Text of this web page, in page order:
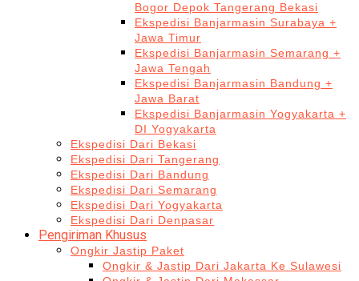
Bogor Depok Tangerang Bekasi
Ekspedisi Banjarmasin Surabaya +
Jawa Timur
Ekspedisi Banjarmasin Semarang +
Jawa Tengah
Ekspedisi Banjarmasin Bandung +
Jawa Barat
Ekspedisi Banjarmasin Yogyakarta +
DI Yogyakarta
Ekspedisi Dari Bekasi
Ekspedisi Dari Tangerang
Ekspedisi Dari Bandung
Ekspedisi Dari Semarang
Ekspedisi Dari Yogyakarta
Ekspedisi Dari Denpasar
Pengiriman Khusus
Ongkir Jastip Paket
Ongkir & Jastip Dari Jakarta Ke Sulawesi